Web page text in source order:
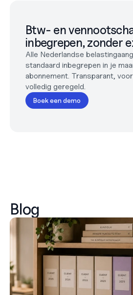
Btw- en
inbegrepen, zonder
Alle Nederlandse
standaard inbegrepen in je
abonnement. Transparant,
volledig geregeld.
Boek een demo
Blog